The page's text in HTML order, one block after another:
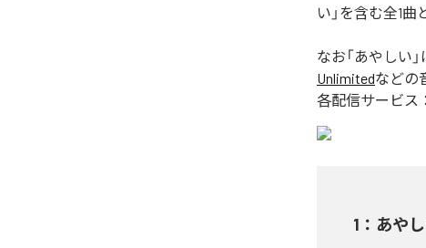
い」を含む全1曲
なお「あやしい
Unlimitedなどの
各配信サービス
1 ： あや